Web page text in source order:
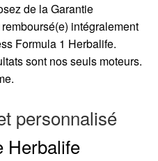
de la Garantie
intégralement
Formula 1 Herbalife.
sont nos seuls moteurs.
personnalisé
Herbalife